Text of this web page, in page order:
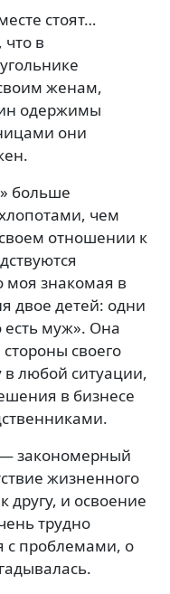
стоят…
в
женам,
одержимы
они
больше
чем
отношении к
моя знакомая в
двое детей: одни
муж». Она
своего
в любой ситуации,
в бизнесе
закономерный
жизненного
другу, и освоение
трудно
с проблемами, о